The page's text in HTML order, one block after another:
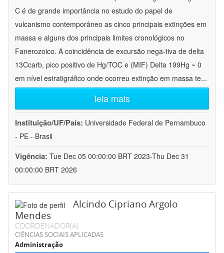
C é de grande importância no estudo do papel de
vulcanismo contemporâneo as cinco principais extinções em
massa e alguns dos principais limites cronológicos no
Fanerozoico. A coincidência de excursão nega-tiva de delta
13Ccarb, pico positivo de Hg/TOC e (MIF) Delta 199Hg ~ 0
em nível estratigráfico onde ocorreu extinção em massa te...
leia mais
Instituição/UF/País: Universidade Federal de Pernambuco
- PE - Brasil
Vigência: Tue Dec 05 00:00:00 BRT 2023-Thu Dec 31
00:00:00 BRT 2026
Alcindo Cipriano Argolo
Mendes
COORDENADOR(A)
CIÊNCIAS SOCIAIS APLICADAS
Administração